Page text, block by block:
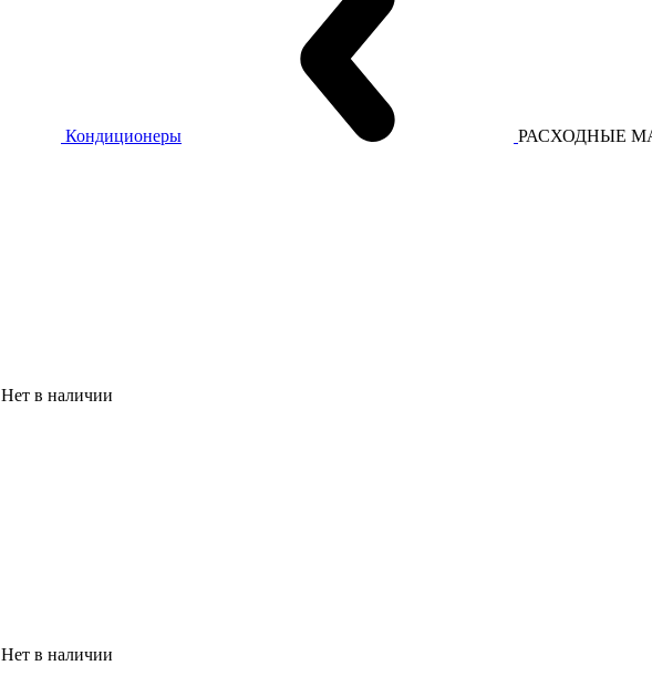
Кондиционеры РАСХОДНЫЕ
Нет в наличии
Нет в наличии